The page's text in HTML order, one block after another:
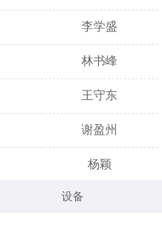
李学盛
林书峰
王守东
谢盈州
杨颖
黄启龙
设备